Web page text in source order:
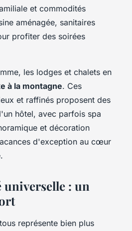
et commodités
aménagée, sanitaires
profiter des soirées
les lodges et chalets en
à la montagne. Ces
et raffinés proposent des
hôtel, avec parfois spa
et décoration
d'exception au cœur
universelle : un
représente bien plus